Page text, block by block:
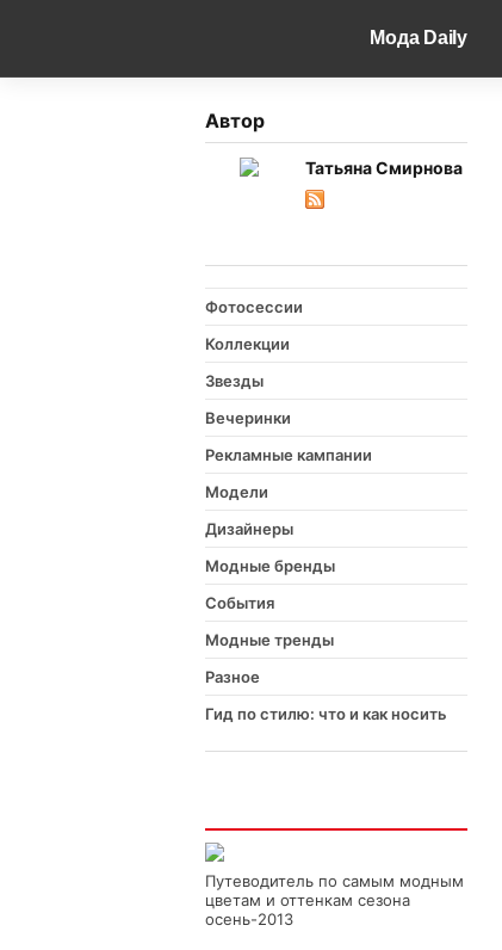
Мода Daily
Автор
Татьяна Смирнова
Фотосессии
Коллекции
Звезды
Вечеринки
Рекламные кампании
Модели
Дизайнеры
Модные бренды
События
Модные тренды
Разное
Гид по стилю: что и как носить
Путеводитель по самым модным
цветам и оттенкам сезона
осень-2013